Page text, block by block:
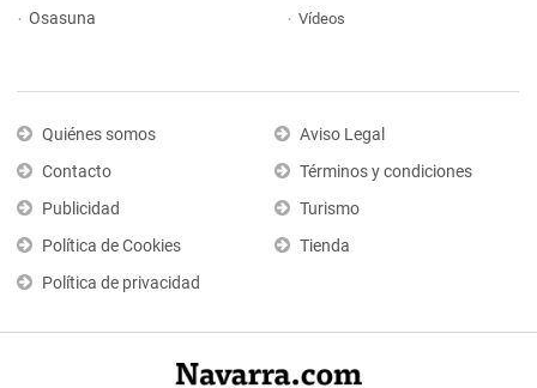
Osasuna
Vídeos
Quiénes somos
Contacto
Publicidad
Política de Cookies
Política de privacidad
Aviso Legal
Términos y condiciones
Turismo
Tienda